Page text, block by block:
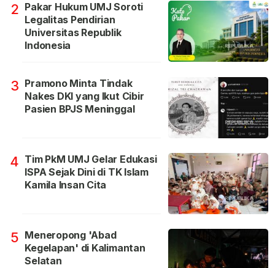
2 Pakar Hukum UMJ Soroti
Legalitas Pendirian
Universitas Republik
Indonesia
3 Pramono Minta Tindak
Nakes DKI yang Ikut Cibir
Pasien BPJS Meninggal
4 Tim PkM UMJ Gelar Edukasi
ISPA Sejak Dini di TK Islam
Kamila Insan Cita
5 Meneropong 'Abad
Kegelapan' di Kalimantan
Selatan